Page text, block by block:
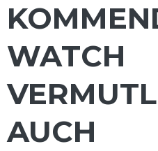
WATCH
AUCH